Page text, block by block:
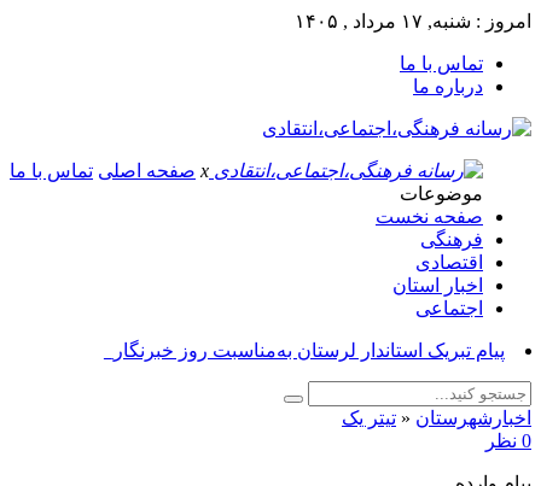
امروز : شنبه, ۱۷ مرداد , ۱۴۰۵
تماس با ما
درباره ما
x صفحه اصلی تماس با ما
موضوعات
صفحه نخست
فرهنگی
اقتصادی
اخبار استان
اجتماعی
پیام تبریک استاندار لرستان به‌مناسبت روز خبرنگار_
اخبارشهرستان « تیتر یک
0 نظر